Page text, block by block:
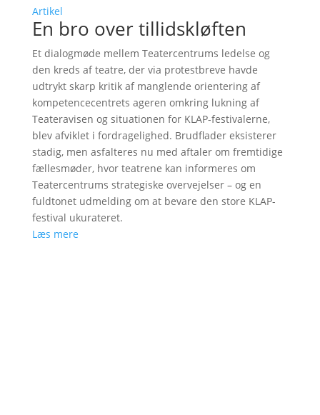
Artikel
En bro over tillidskløften
Et dialogmøde mellem Teatercentrums ledelse og
den kreds af teatre, der via protestbreve havde
udtrykt skarp kritik af manglende orientering af
kompetencecentrets ageren omkring lukning af
Teateravisen og situationen for KLAP-festivalerne,
blev afviklet i fordragelighed. Brudflader eksisterer
stadig, men asfalteres nu med aftaler om fremtidige
fællesmøder, hvor teatrene kan informeres om
Teatercentrums strategiske overvejelser – og en
fuldtonet udmelding om at bevare den store KLAP-
festival ukurateret.
Læs mere